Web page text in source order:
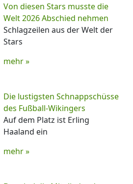
Von diesen Stars musste die
Welt 2026 Abschied nehmen
Schlagzeilen aus der Welt der
Stars
mehr »
Die lustigsten Schnappschüsse
des Fußball-Wikingers
Auf dem Platz ist Erling
Haaland ein
mehr »